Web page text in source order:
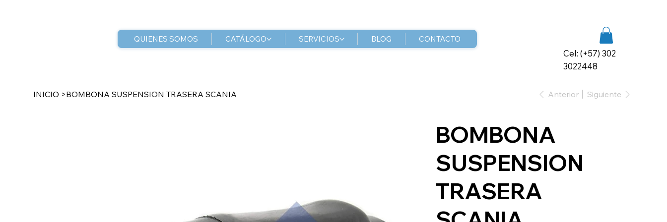
QUIENES SOMOS CATÁLOGO SERVICIOS BLOG CONTACTO
Cel: (+57) 302
3022448
INICIO >BOMBONA SUSPENSION TRASERA SCANIA Anterior Siguiente
BOMBONA
SUSPENSION
TRASERA